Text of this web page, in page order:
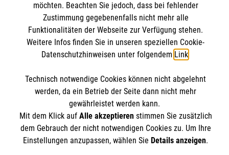
Freiwilligendienst
Forschung & Internationale Projekte
Kontakt
Impressum
Malteser online
Malteser International
Soziale Netzwerke
Das Malteser Bildungszentrum Rettungsdienst gehört
möchten. Beachten Sie jedoch, dass bei fehlender
Zustimmung gegebenenfalls nicht mehr alle
Funktionalitäten der Webseite zur Verfügung stehen.
Weitere Infos finden Sie in unseren speziellen Cookie-
Datenschutzhinweisen unter folgendem Link.
Technisch notwendige Cookies können nicht abgelehnt
werden, da ein Betrieb der Seite dann nicht mehr
gewährleistet werden kann.
Mit dem Klick auf Alle akzeptierenstimmen Sie zusätzlich
dem Gebrauch der nicht notwendigen Cookies zu. Um Ihre
Einstellungen anzupassen, wählen Sie Details anzeigen.